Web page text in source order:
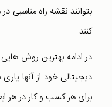
بتوانند نقشه راه
کنند.
در ادامه بهترین روش
دیجیتالی خود از آنها
برای هر کسب و کار در هر